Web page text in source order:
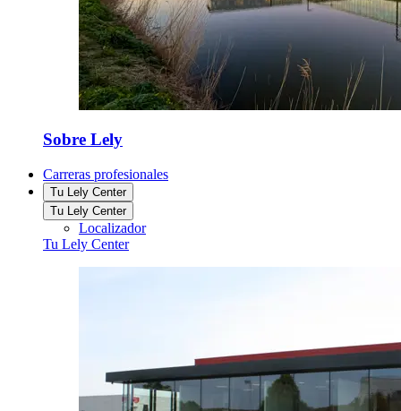
Sobre Lely
Carreras profesionales
Tu Lely Center
Tu Lely Center
Localizador
Tu Lely Center